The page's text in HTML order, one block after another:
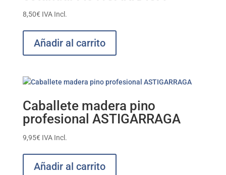
8,50€ IVA Incl.
Añadir al carrito
Caballete madera pino
profesional ASTIGARRAGA
9,95€ IVA Incl.
Añadir al carrito